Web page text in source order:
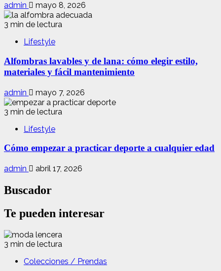
admin mayo 8, 2026
3 min de lectura
Lifestyle
Alfombras lavables y de lana: cómo elegir estilo,
materiales y fácil mantenimiento
admin mayo 7, 2026
3 min de lectura
Lifestyle
Cómo empezar a practicar deporte a cualquier edad
admin abril 17, 2026
Buscador
Te pueden interesar
3 min de lectura
Colecciones / Prendas